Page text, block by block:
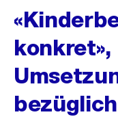
konkret»,